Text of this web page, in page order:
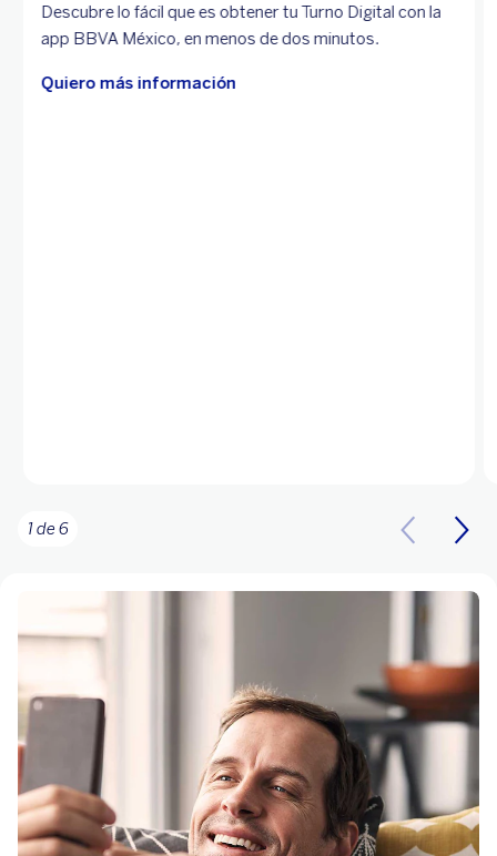
Descubre lo fácil que es obtener tu Turno Digital con la
app BBVA México, en menos de dos minutos.
Quiero más información
1 de 6